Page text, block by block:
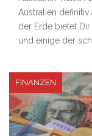
Australien
der Erde bietet
und einige der
FINANZEN